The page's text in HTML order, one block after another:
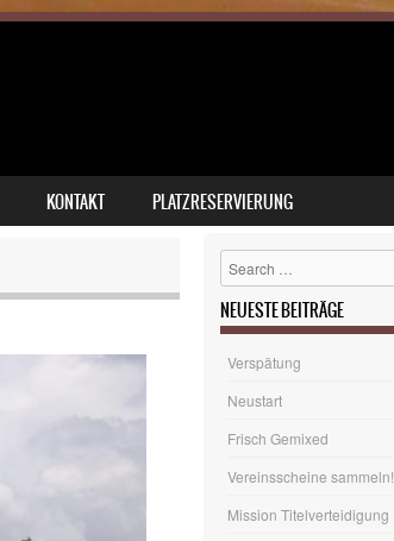
KONTAKT PLATZRESERVIERUNG
Search
NEUESTE BEITRÄGE
Verspätung
Neustart
Frisch Gemixed
Vereinsscheine sammeln!
Mission Titelverteidigung